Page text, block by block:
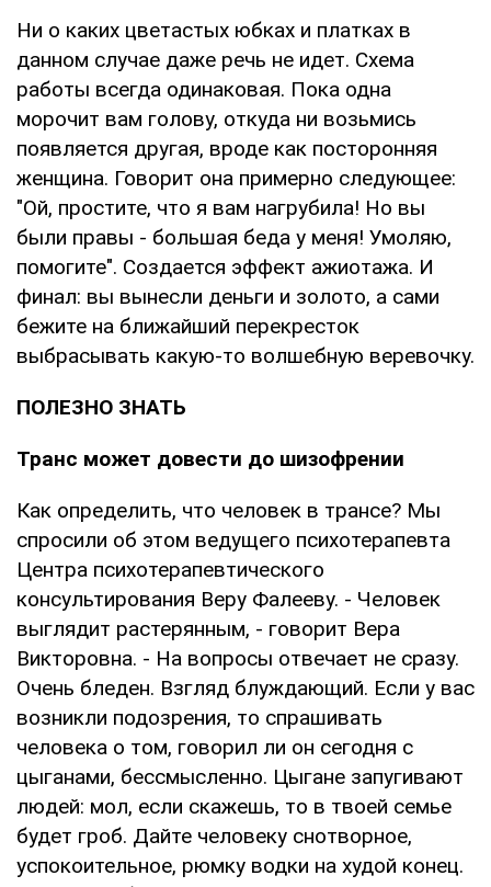
Ни о каких цветастых юбках и платках в
данном случае даже речь не идет. Схема
работы всегда одинаковая. Пока одна
морочит вам голову, откуда ни возьмись
появляется другая, вроде как посторонняя
женщина. Говорит она примерно следующее:
"Ой, простите, что я вам нагрубила! Но вы
были правы - большая беда у меня! Умоляю,
помогите". Создается эффект ажиотажа. И
финал: вы вынесли деньги и золото, а сами
бежите на ближайший перекресток
выбрасывать какую-то волшебную веревочку.
ПОЛЕЗНО ЗНАТЬ
Транс может довести до шизофрении
Как определить, что человек в трансе? Мы
спросили об этом ведущего психотерапевта
Центра психотерапевтического
консультирования Веру Фалееву. - Человек
выглядит растерянным, - говорит Вера
Викторовна. - На вопросы отвечает не сразу.
Очень бледен. Взгляд блуждающий. Если у вас
возникли подозрения, то спрашивать
человека о том, говорил ли он сегодня с
цыганами, бессмысленно. Цыгане запугивают
людей: мол, если скажешь, то в твоей семье
будет гроб. Дайте человеку снотворное,
успокоительное, рюмку водки на худой конец.